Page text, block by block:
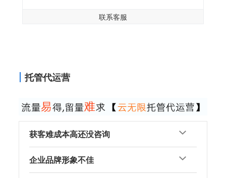
联系客服
托管代运营
获客难成本高还没咨询
企业品牌形象不佳